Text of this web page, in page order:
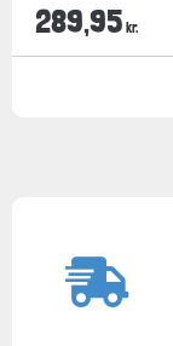
289,95 kr.